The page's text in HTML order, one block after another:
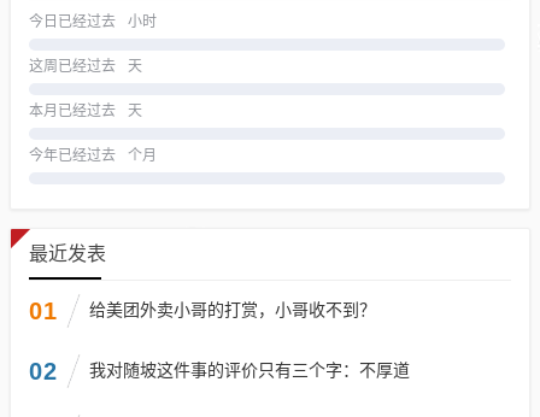
今日已经过去 小时
这周已经过去 天
本月已经过去 天
今年已经过去 个月
最近发表
01 给美团外卖小哥的打赏，小哥收不到？
02 我对随坡这件事的评价只有三个字：不厚道